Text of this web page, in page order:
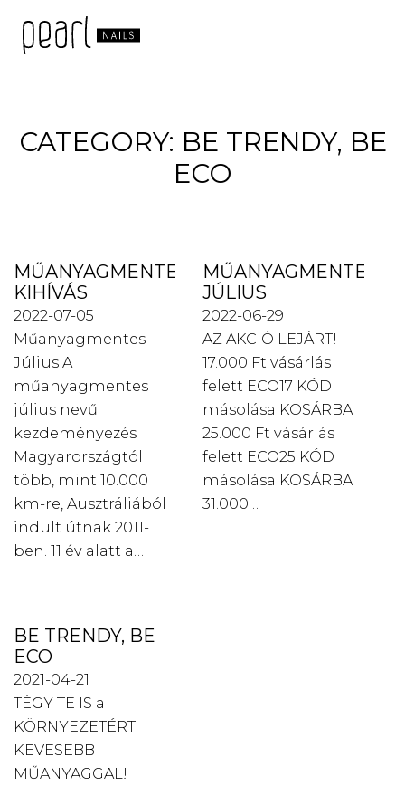
CATEGORY: BE TRENDY, BE
ECO
MŰANYAGMENTES
KIHÍVÁS
2022-07-05
Műanyagmentes
Július A
műanyagmentes
július nevű
kezdeményezés
Magyarországtól
több, mint 10.000
km-re, Ausztráliából
indult útnak 2011-
ben. 11 év alatt a…
MŰANYAGMENTES
JÚLIUS
2022-06-29
AZ AKCIÓ LEJÁRT!
17.000 Ft vásárlás
felett ECO17 KÓD
másolása KOSÁRBA
25.000 Ft vásárlás
felett ECO25 KÓD
másolása KOSÁRBA
31.000…
BE TRENDY, BE
ECO
2021-04-21
TÉGY TE IS a
KÖRNYEZETÉRT
KEVESEBB
MŰANYAGGAL!